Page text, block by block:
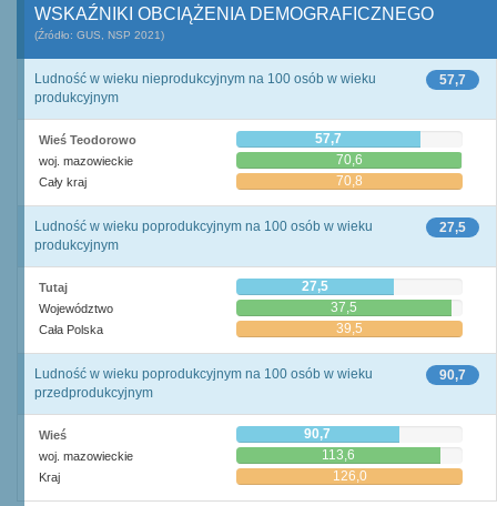
WSKAŹNIKI OBCIĄŻENIA DEMOGRAFICZNEGO
(Źródło: GUS, NSP 2021)
57,7
Ludność w wieku nieprodukcyjnym na 100 osób w wieku
produkcyjnym
Wieś Teodorowo 57,7
woj. mazowieckie 70,6
Cały kraj 70,8
27,5
Ludność w wieku poprodukcyjnym na 100 osób w wieku
produkcyjnym
Tutaj 27,5
Województwo 37,5
Cała Polska 39,5
90,7
Ludność w wieku poprodukcyjnym na 100 osób w wieku
przedprodukcyjnym
Wieś 90,7
woj. mazowieckie 113,6
Kraj 126,0